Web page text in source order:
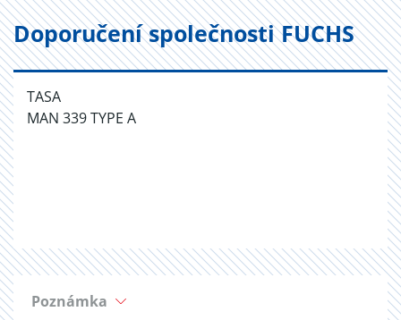
Doporučení společnosti FUCHS
TASA
MAN 339 TYPE A
Poznámka